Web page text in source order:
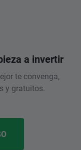
a invertir
te convenga,
y gratuitos.